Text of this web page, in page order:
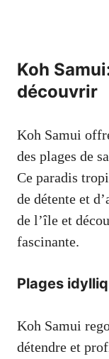
Koh
découvrir
Koh Samui
des plages de
Ce paradis
de détente et
de l’île et
fascinante.
Plages
Koh Samui
détendre et